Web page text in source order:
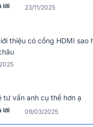
hữu mức công suất
khả năng xử lý âm thanh
đại mạnh mẽ. Khả
hồ mà âm thanh vẫn luôn
lời 23/11/2025
thiệu có cổng HDMI sao
tư vấn anh cụ thể hơn ạ
lời 09/03/2025